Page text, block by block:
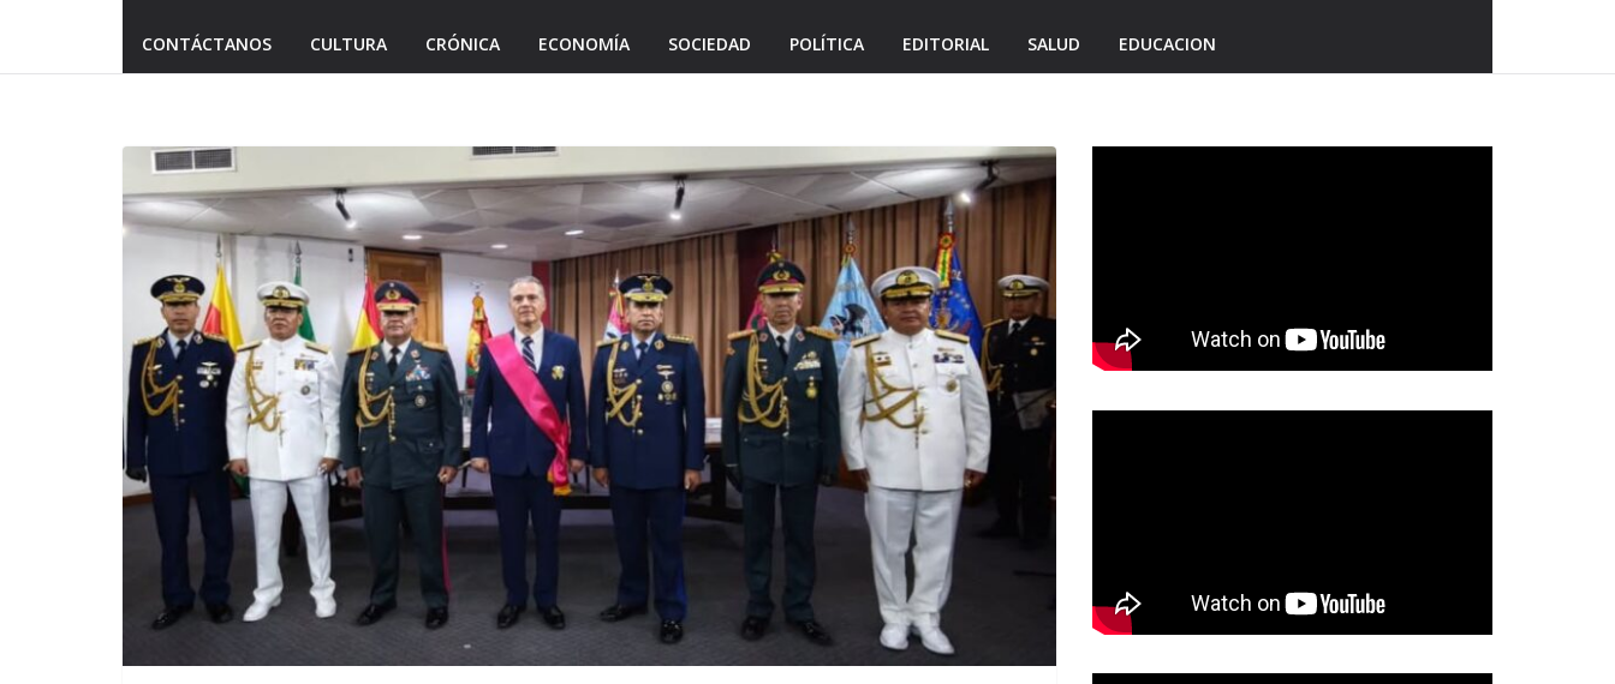
CONTÁCTANOS CULTURA CRÓNICA ECONOMÍA SOCIEDAD POLÍTICA EDITORIAL SALUD EDUCACION